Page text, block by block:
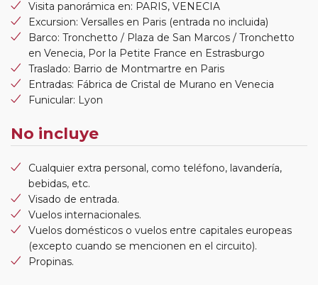
Visita panorámica en: PARIS, VENECIA
Excursion: Versalles en Paris (entrada no incluida)
Barco: Tronchetto / Plaza de San Marcos / Tronchetto
en Venecia, Por la Petite France en Estrasburgo
Traslado: Barrio de Montmartre en Paris
Entradas: Fábrica de Cristal de Murano en Venecia
Funicular: Lyon
No incluye
Cualquier extra personal, como teléfono, lavandería,
bebidas, etc.
Visado de entrada.
Vuelos internacionales.
Vuelos domésticos o vuelos entre capitales europeas
(excepto cuando se mencionen en el circuito).
Propinas.